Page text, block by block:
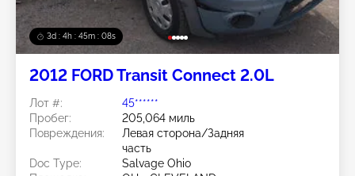
3d : 4h : 45m : 05s
2012 FORD Transit Connect 2.0L
Лот #:
45******
Пробег:
205,064 миль
Повреждения:
Левая сторона/Задняя
часть
Doc Type:
Salvage Ohio